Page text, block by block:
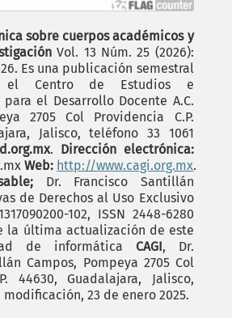
sobre cuerpos académicos y
Vol. 13 Núm. 25 (2026):
Es una publicación semestral
Centro de Estudios e
el Desarrollo Docente A.C.
2705 Col Providencia C.P.
Jalisco, teléfono 33 1061
. Dirección electrónica:
Web: http://www.cagi.org.mx.
Dr. Francisco Santillán
de Derechos al Uso Exclusivo
102, ISSN 2448-6280
la última actualización de este
de informática CAGI, Dr.
Campos, Pompeya 2705 Col
44630, Guadalajara, Jalisco,
23 de enero 2025.